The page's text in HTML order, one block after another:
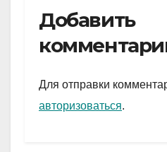
e
gr
a
m
er
s
A
p
Добавить
Для отправки
авторизоваться.